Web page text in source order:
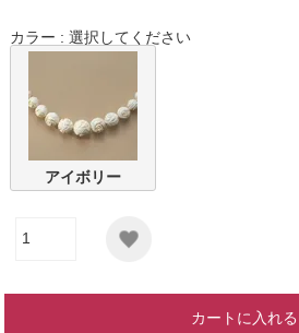
カラー 選択してください
アイボリー
カートに入れる